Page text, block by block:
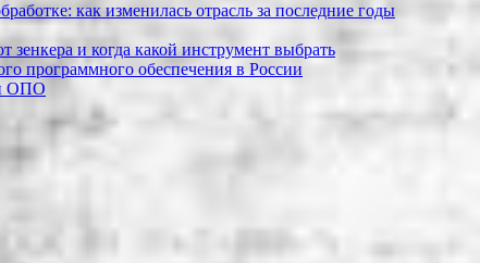
как изменилась отрасль за последние годы
зенкера и когда какой инструмент выбрать
программного обеспечения в России
ОПО